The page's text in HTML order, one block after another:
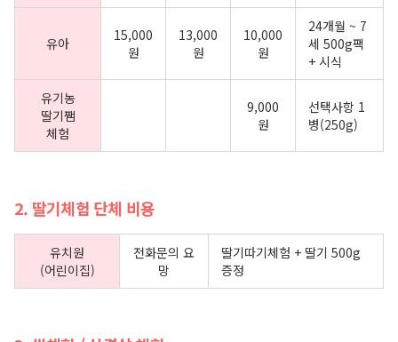
유아
15,000
원
13,000
원
10,000
원
24개월 ~ 7
세 500g팩
+ 시식
유기농
딸기쨈
체험
9,000
원
선택사항 1
병(250g)
2. 딸기체험 단체 비용
유치원
(어린이집)
전화문의 요
망
딸기따기체험 + 딸기 500g
증정